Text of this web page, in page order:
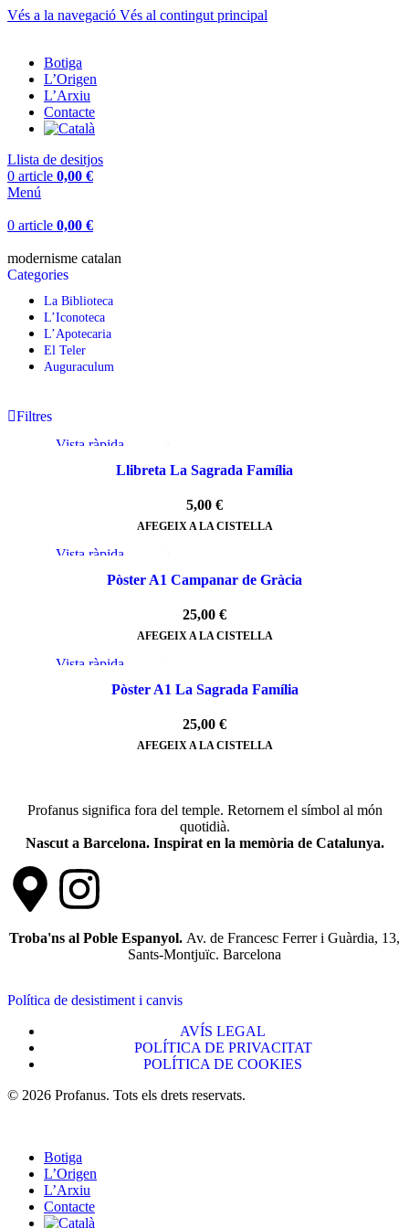
Vés a la navegació Vés al contingut principal
Botiga
L’Origen
L’Arxiu
Contacte
Llista de desitjos
0 article 0,00 €
Menú
0 article 0,00 €
modernisme catalan
Categories
La Biblioteca
L’Iconoteca
L’Apotecaria
El Teler
Auguraculum
Filtres
Vista ràpida
Afegeix a la llista de desitjosLlibreta La Sagrada Família
5,00 €
AFEGEIX A LA CISTELLA
Vista ràpida
Afegeix a la llista de desitjosPòster A1 Campanar de Gràcia
25,00 €
AFEGEIX A LA CISTELLA
Vista ràpida
Afegeix a la llista de desitjosPòster A1 La Sagrada Família
25,00 €
AFEGEIX A LA CISTELLA
Profanus significa fora del temple. Retornem el símbol al món
quotidià.
Nascut a Barcelona. Inspirat en la memòria de Catalunya.
Troba'ns al Poble Espanyol. Av. de Francesc Ferrer i Guàrdia, 13,
Sants-Montjuïc. Barcelona
Política de desistiment i canvis
AVÍS LEGAL
POLÍTICA DE PRIVACITAT
POLÍTICA DE COOKIES
© 2026 Profanus. Tots els drets reservats.
Botiga
L’Origen
L’Arxiu
Contacte
¡Enviament gratuït en compres superiors a 50 €!